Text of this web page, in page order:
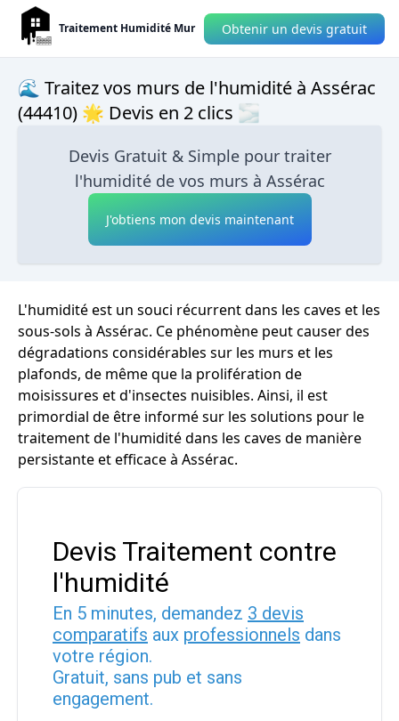
Traitement Humidité Mur Obtenir un devis gratuit
🌊 Traitez vos murs de l'humidité à Assérac
(44410) 🌟 Devis en 2 clics 🌫
Devis Gratuit & Simple pour traiter
l'humidité de vos murs à Assérac
J'obtiens mon devis maintenant
L'humidité est un souci récurrent dans les caves et les
sous-sols à Assérac. Ce phénomène peut causer des
dégradations considérables sur les murs et les
plafonds, de même que la prolifération de
moisissures et d'insectes nuisibles. Ainsi, il est
primordial de être informé sur les solutions pour le
traitement de l'humidité dans les caves de manière
persistante et efficace à Assérac.
Devis Traitement contre
l'humidité
En 5 minutes, demandez 3 devis
comparatifs aux professionnels dans
votre région.
Gratuit, sans pub et sans
engagement.